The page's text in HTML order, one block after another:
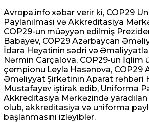
Avropa.info xəbər verir ki, COP29
Paylanılması və Akkreditasiya
COP29-un müəyyən edilmiş
Babayev, COP29 Azərbaycan
İdarə Heyətinin sədri və
Nərmin Carçalova, COP29-un İqlim
çempionu Leyla Həsənova, COP29
Əməliyyat Şirkətinin Aparat rəhbəri
Mustafayev iştirak edib, Uniforma
Akkreditasiya Mərkəzində yaradılan
olub, akkreditasiya və uniforma
başlanmasını izləyiblər.